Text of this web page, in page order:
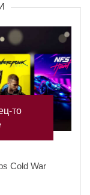
то
Cold War